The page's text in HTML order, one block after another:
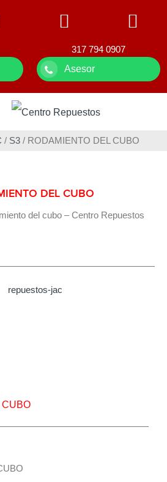
317 794 0907
Asesor
/ S3 / RODAMIENTO DEL CUBO
DEL CUBO
del cubo – Centro Repuestos
CUBO